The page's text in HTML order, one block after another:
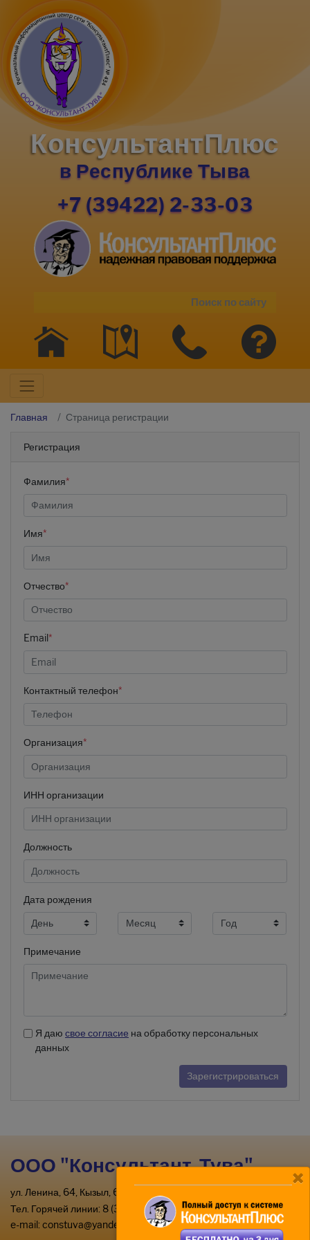
КонсультантПлюс
в Республике Тыва
+7 (39422) 2-33-03
Главная Страница регистрации
Регистрация
Фамилия*
Имя*
Отчество*
Email*
Контактный телефон*
Организация*
ИНН организации
Должность
Дата рождения
Примечание
Я даю свое согласие на обработку персональных
данных
Зарегистрироваться
ООО "Консультант-Тува"
ул. Ленина, 64, Кызыл, 667000
Тел. Горячей линии: 8 (39422) 2-33-03
e-mail: constuva@yandex.ru